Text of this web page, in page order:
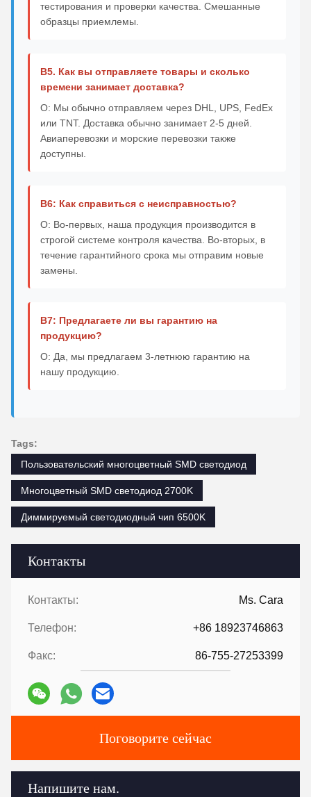
Контакты
Контакты: Ms. Cara
Телефон: +86 18923746863
Факс: 86-755-27253399
Поговорите сейчас
Напишите нам.
тестирования и проверки качества. Смешанные
образцы приемлемы.
В5. Как вы отправляете товары и сколько
времени занимает доставка?
О: Мы обычно отправляем через DHL, UPS, FedEx
или TNT. Доставка обычно занимает 2-5 дней.
Авиаперевозки и морские перевозки также
доступны.
В6: Как справиться с неисправностью?
О: Во-первых, наша продукция производится в
строгой системе контроля качества. Во-вторых, в
течение гарантийного срока мы отправим новые
замены.
В7: Предлагаете ли вы гарантию на
продукцию?
О: Да, мы предлагаем 3-летнюю гарантию на
нашу продукцию.
Tags:
Пользовательский многоцветный SMD светодиод
Многоцветный SMD светодиод 2700K
Диммируемый светодиодный чип 6500K